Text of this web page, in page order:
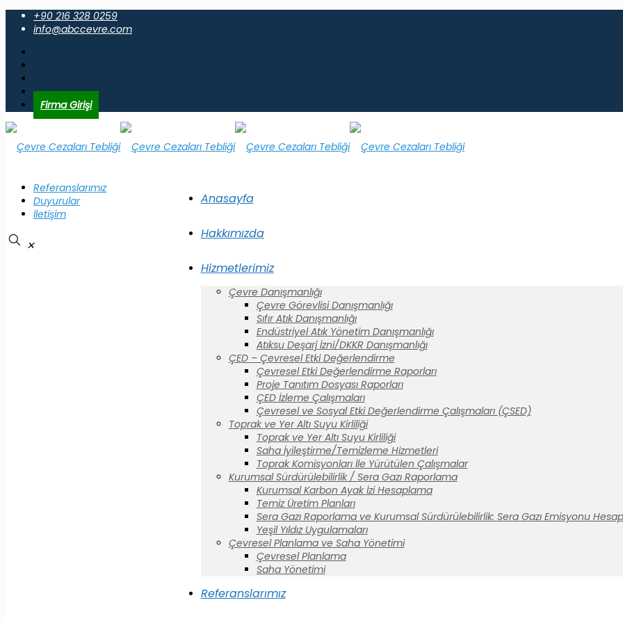
+90 216 328 0259
info@abccevre.com
Firma Girişi
Anasayfa
Hakkımızda
Hizmetlerimiz
Çevre Danışmanlığı
Çevre Görevlisi Danışmanlığı
Sıfır Atık Danışmanlığı
Endüstriyel Atık Yönetim Danışmanlığı
Atıksu Deşarj İzni/DKKR Danışmanlığı
ÇED – Çevresel Etki Değerlendirme
Çevresel Etki Değerlendirme Raporları
Proje Tanıtım Dosyası Raporları
ÇED İzleme Çalışmaları
Çevresel ve Sosyal Etki Değerlendirme Çalışmaları (ÇSED)
Toprak ve Yer Altı Suyu Kirliliği
Toprak ve Yer Altı Suyu Kirliliği
Saha İyileştirme/Temizleme Hizmetleri
Toprak Komisyonları İle Yürütülen Çalışmalar
Kurumsal Sürdürülebilirlik / Sera Gazı Raporlama
Kurumsal Karbon Ayak İzi Hesaplama
Temiz Üretim Planları
Sera Gazı Raporlama ve Kurumsal Sürdürülebilirlik: Sera Gazı Emisyonu
Yeşil Yıldız Uygulamaları
Çevresel Planlama ve Saha Yönetimi
Çevresel Planlama
Saha Yönetimi
Referanslarımız
Referanslarımız
Duyurular
İletişim
✕